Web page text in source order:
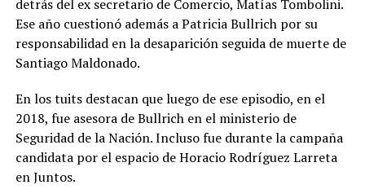
detrás del ex secretario de Comercio, Matías Tombolini.
Ese año cuestionó además a Patricia Bullrich por su
responsabilidad en la desaparición seguida de muerte de
Santiago Maldonado.
En los tuits destacan que luego de ese episodio, en el
2018, fue asesora de Bullrich en el ministerio de
Seguridad de la Nación. Incluso fue durante la campaña
candidata por el espacio de Horacio Rodríguez Larreta
en Juntos.